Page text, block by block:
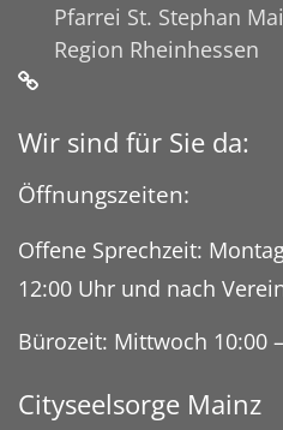
Pfarrei St. Stephan
Region Rheinhessen
Wir sind für Sie da:
Öffnungszeiten:
Offene Sprechzeit:
12:00 Uhr und nach
Bürozeit: Mittwoch 10:00
Cityseelsorge Mainz